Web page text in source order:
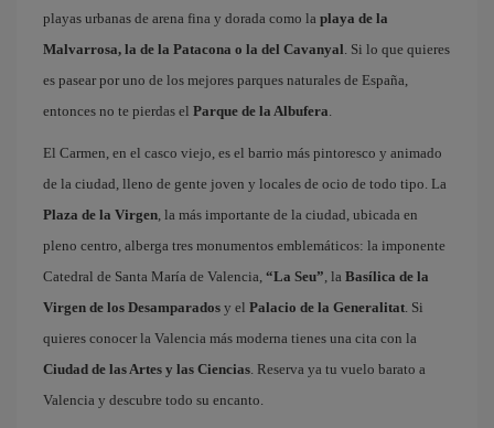
playas urbanas de arena fina y dorada como la playa de la
Malvarrosa, la de la Patacona o la del Cavanyal. Si lo que quieres
es pasear por uno de los mejores parques naturales de España,
entonces no te pierdas el Parque de la Albufera.
El Carmen, en el casco viejo, es el barrio más pintoresco y animado
de la ciudad, lleno de gente joven y locales de ocio de todo tipo. La
Plaza de la Virgen, la más importante de la ciudad, ubicada en
pleno centro, alberga tres monumentos emblemáticos: la imponente
Catedral de Santa María de Valencia, “La Seu”, la Basílica de la
Virgen de los Desamparados y el Palacio de la Generalitat. Si
quieres conocer la Valencia más moderna tienes una cita con la
Ciudad de las Artes y las Ciencias. Reserva ya tu vuelo barato a
Valencia y descubre todo su encanto.